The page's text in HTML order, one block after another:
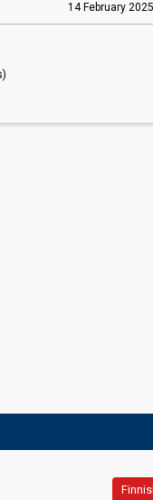
14 February 2025